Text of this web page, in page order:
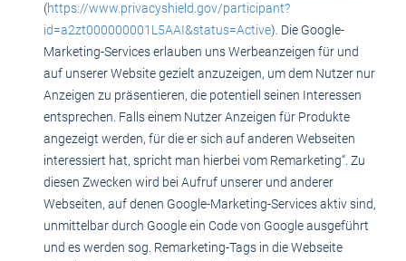
(https://www.privacyshield.gov/participant?
id=a2zt000000001L5AAI&status=Active). Die Google-
Marketing-Services erlauben uns Werbeanzeigen für und
auf unserer Website gezielt anzuzeigen, um dem Nutzer nur
Anzeigen zu präsentieren, die potentiell seinen Interessen
entsprechen. Falls einem Nutzer Anzeigen für Produkte
angezeigt werden, für die er sich auf anderen Webseiten
interessiert hat, spricht man hierbei vom Remarketing“. Zu
diesen Zwecken wird bei Aufruf unserer und anderer
Webseiten, auf denen Google-Marketing-Services aktiv sind,
unmittelbar durch Google ein Code von Google ausgeführt
und es werden sog. Remarketing-Tags in die Webseite